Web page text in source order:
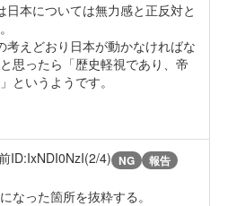
日本については無力感と正反対と
考えどおり日本が動かなければな
思ったら「歴史軽視であり、帝
というようです。
ID:IxNDI0NzI(2/4) NG 報告
なった箇所を抜粋する。